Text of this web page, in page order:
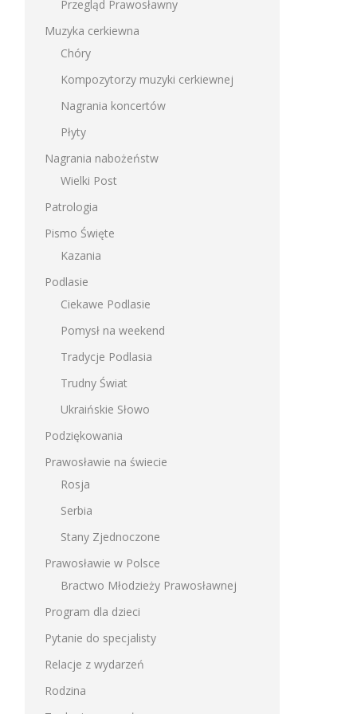
Przegląd Prawosławny
Muzyka cerkiewna
Chóry
Kompozytorzy muzyki cerkiewnej
Nagrania koncertów
Płyty
Nagrania nabożeństw
Wielki Post
Patrologia
Pismo Święte
Kazania
Podlasie
Ciekawe Podlasie
Pomysł na weekend
Tradycje Podlasia
Trudny Świat
Ukraińskie Słowo
Podziękowania
Prawosławie na świecie
Rosja
Serbia
Stany Zjednoczone
Prawosławie w Polsce
Bractwo Młodzieży Prawosławnej
Program dla dzieci
Pytanie do specjalisty
Relacje z wydarzeń
Rodzina